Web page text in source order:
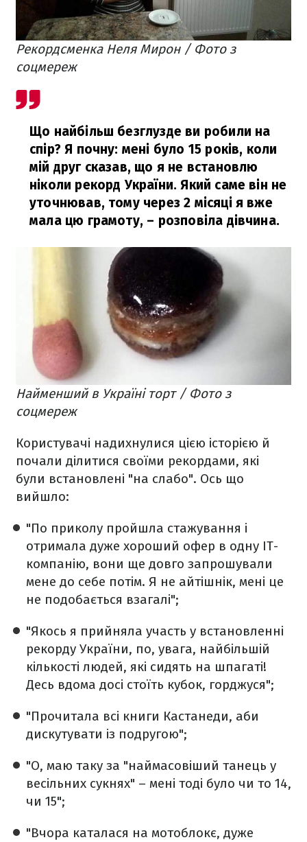
Рекордсменка Неля Мирон / Фото з
соцмереж
Що найбільш безглузде ви робили на
спір? Я почну: мені було 15 років, коли
мій друг сказав, що я не встановлю
ніколи рекорд України. Який саме він не
уточнював, тому через 2 місяці я вже
мала цю грамоту, – розповіла дівчина.
Найменший в Україні торт / Фото з
соцмереж
Користувачі надихнулися цією історією й
почали ділитися своїми рекордами, які
були встановлені "на слабо". Ось що
вийшло:
"По приколу пройшла стажування і
отримала дуже хороший офер в одну ІТ-
компанію, вони ще довго запрошували
мене до себе потім. Я не айтішнік, мені це
не подобається взагалі";
"Якось я прийняла участь у встановленні
рекорду України, по, увага, найбільшій
кількості людей, які сидять на шпагаті!
Десь вдома досі стоїть кубок, горджуся";
"Прочитала всі книги Кастанеди, аби
дискутувати із подругою";
"О, маю таку за "наймасовіший танець у
весільних сукнях" – мені тоді було чи то 14,
чи 15";
"Вчора каталася на мотоблокє, дуже